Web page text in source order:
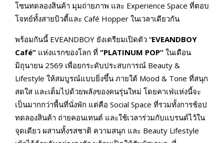
โซนทดลองสินค้า มุมถ่ายภาพ และ Experience Space ที่ตอบ
โจทย์ทั้งสายบิวตี้และ Café Hopper ในเวลาเดียวกัน
พร้อมกันนี้ EVEANDBOY ยังเตรียมเปิดตัว “EVEANDBOY
Café” แห่งแรกของโลก ที่ “PLATINUM POP” ในเดือน
มิถุนายน 2569 เพื่อยกระดับประสบการณ์ Beauty &
Lifestyle ให้สมบูรณ์แบบยิ่งขึ้น ภายใต้ Mood & Tone ที่สนุก
สดใส และเต็มไปด้วยพลังของคนรุ่นใหม่ โดยคาเฟ่แห่งนี้จะ
เป็นมากกว่าพื้นที่นั่งพัก แต่คือ Social Space ที่รวมทั้งการช้อป
ทดลองสินค้า ถ่ายคอนเทนต์ และใช้เวลาร่วมกับแบรนด์ไว้ใน
จุดเดียว ผสานทั้งรสชาติ ความสนุก และ Beauty Lifestyle